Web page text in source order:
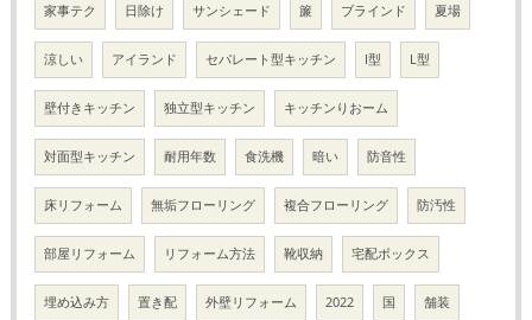
家事テク 日除け サンシェード 簾 ブラインド 夏場
涼しい アイランド セパレート型キッチン I型 L型
壁付きキッチン 独立型キッチン キッチンりおーム
対面型キッチン 耐用年数 食洗機 暗い 防音性
床リフォーム 無垢フローリング 複合フローリング 防汚性
部屋リフォーム リフォーム方法 靴収納 宅配ボックス
埋め込み方 置き配 外壁リフォーム 2022 国 舗装